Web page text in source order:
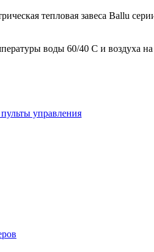
тепловая завеса Ballu
воды 60/40 С и воздуха
управления